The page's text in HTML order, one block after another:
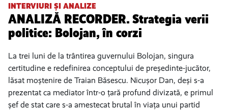
INTERVIURI ȘI ANALIZE
ANALIZĂ RECORDER. Strategia verii
politice: Bolojan, în corzi
La trei luni de la trântirea guvernului Bolojan, singura
certitudine e redefinirea conceptului de președinte-jucător,
lăsat moștenire de Traian Băsescu. Nicușor Dan, deși s-a
prezentat ca mediator într-o țară profund divizată, e primul
șef de stat care s-a amestecat brutal în viața unui partid